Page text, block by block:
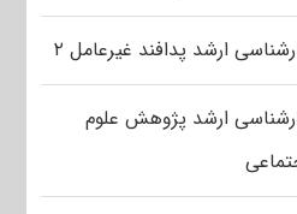
ارشد پدافند غیرعامل ۲
ارشد پژوهش علوم